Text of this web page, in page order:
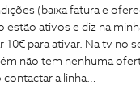
(baixa fatura e
estão ativos e diz na
10€ para ativar. Na tv no
não tem nenhuma
contactar a linha…